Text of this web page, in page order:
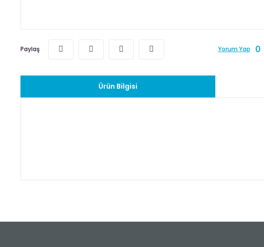
Paylaş Yorum Yap 0
Ürün Bilgisi
Ürün açıklamasında eksik bilgiler bulunuyor.